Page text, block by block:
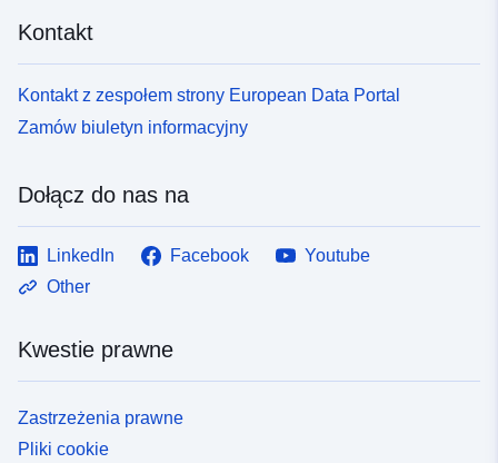
Kontakt
Kontakt z zespołem strony European Data Portal
Zamów biuletyn informacyjny
Dołącz do nas na
LinkedIn Facebook
Youtube
Other
Kwestie prawne
Zastrzeżenia prawne
Pliki cookie